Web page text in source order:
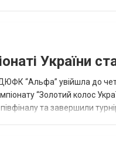
України
“Альфа” увійшла до
“Золотий колос
та завершили